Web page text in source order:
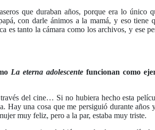
que duraban años, porque era lo único
con darle ánimos a la mamá, y eso tiene
tanto la cámara como los archivos, y ese
La eterna adolescente funcionan como
del cine… Si no hubiera hecho esta
Hay una cosa que me persiguió durante años
muy feliz, pero a la par, estaba muy triste.